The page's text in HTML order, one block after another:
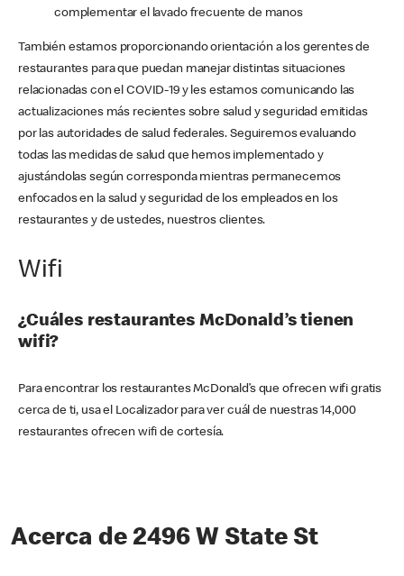
complementar el lavado frecuente de manos
También estamos proporcionando orientación a los gerentes de
restaurantes para que puedan manejar distintas situaciones
relacionadas con el COVID-19 y les estamos comunicando las
actualizaciones más recientes sobre salud y seguridad emitidas
por las autoridades de salud federales. Seguiremos evaluando
todas las medidas de salud que hemos implementado y
ajustándolas según corresponda mientras permanecemos
enfocados en la salud y seguridad de los empleados en los
restaurantes y de ustedes, nuestros clientes.
Wifi
¿Cuáles restaurantes McDonald’s tienen
wifi?
Para encontrar los restaurantes McDonald’s que ofrecen wifi gratis
cerca de ti, usa el Localizador para ver cuál de nuestras 14,000
restaurantes ofrecen wifi de cortesía.
Acerca de 2496 W State St